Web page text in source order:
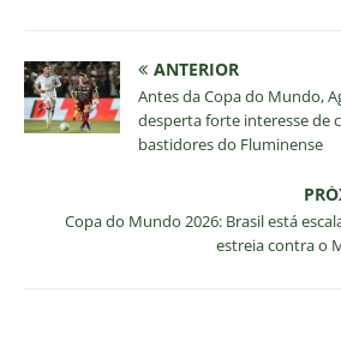
ANTERIOR
Antes da Copa do Mundo,
desperta forte interesse de
bastidores do Fluminense
Copa do Mundo 2026: Brasil está
estreia contra o